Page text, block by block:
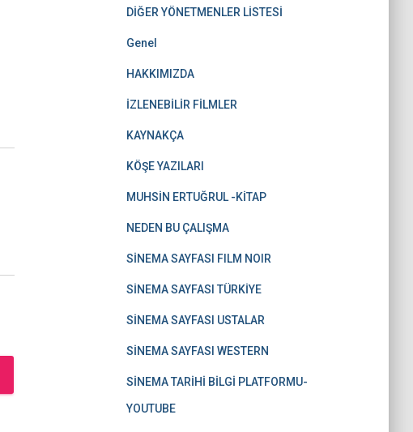
DİĞER YÖNETMENLER LİSTESİ
Genel
HAKKIMIZDA
İZLENEBİLİR FİLMLER
KAYNAKÇA
KÖŞE YAZILARI
MUHSİN ERTUĞRUL -KİTAP
NEDEN BU ÇALIŞMA
SİNEMA SAYFASI FILM NOIR
SİNEMA SAYFASI TÜRKİYE
SİNEMA SAYFASI USTALAR
SİNEMA SAYFASI WESTERN
SİNEMA TARİHİ BİLGİ PLATFORMU-
YOUTUBE